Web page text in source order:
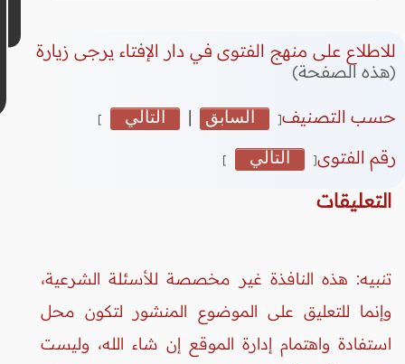
للاطلاع على منهج الفتوى في دار الإفتاء يرجى زيارة
(هذه الصفحة)
حسب التصنيف[ السابق | التالي ]
رقم الفتوى[ التالي ]
التعليقات
تنبيه: هذه النافذة غير مخصصة للأسئلة الشرعية،
وإنما للتعليق على الموضوع المنشور لتكون محل
استفادة واهتمام إدارة الموقع إن شاء الله، وليست